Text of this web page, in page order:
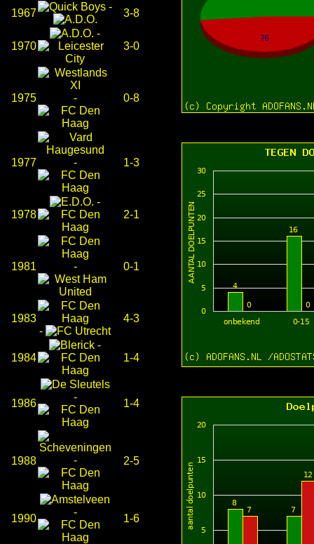
1967
-
3-8
1970
-
3-0
1975 - 0-8
1977 - 1-3
1978
-
2-1
1981 - 0-1
1983
-
4-3
1984
-
1-4
1986
-
1-4
1988 - 2-5
1990
-
1-6